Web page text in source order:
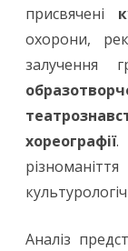
присвячені
охорони,
залучення
хореографії.
Аналіз